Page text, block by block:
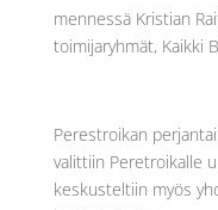
mennessä Kristian
toimijaryhmät, Kaikki
Perestroikan
valittiin Peretroikalle
keskusteltiin myös